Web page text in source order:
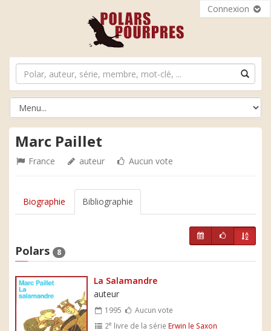
Connexion
Marc Paillet
France auteur Aucun vote
Biographie Bibliographie
Polars 8
La Salamandre
auteur
1995
Aucun vote
2e livre de la série Erwin le Saxon